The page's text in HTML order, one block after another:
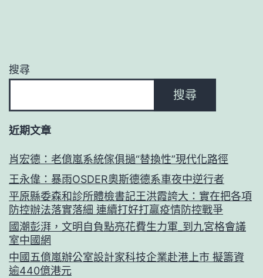
搜尋
搜尋
近期文章
肖宏德：老億嵐系統傢俱撾“替換性”現代化路徑
王永偉：暴雨OSDER奧斯德德系車夜中逆行者
平原縣委森和診所體檢書記王洪霞誇大：實在把各項
防控辦法落實落細 連續打好打贏疫情防控戰爭
國潮彭湃，文明自負點亮花費生力軍_到九宮格會議
室中國網
中國五億嵐辦公室設計家科技企業赴港上市 擬籌資
逾440億港元